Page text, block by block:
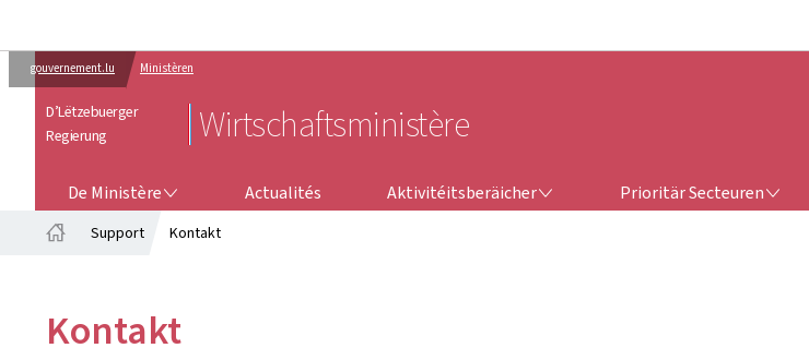
gouvernement.lu Ministèren
D’Lëtzebuerger
Regierung
Wirtschaftsministère
De Ministère Actualités Aktivitéitsberäicher
AKTIVITÉITSBERÄICHER
Prioritär Secteuren
Support Kontakt
Kontakt